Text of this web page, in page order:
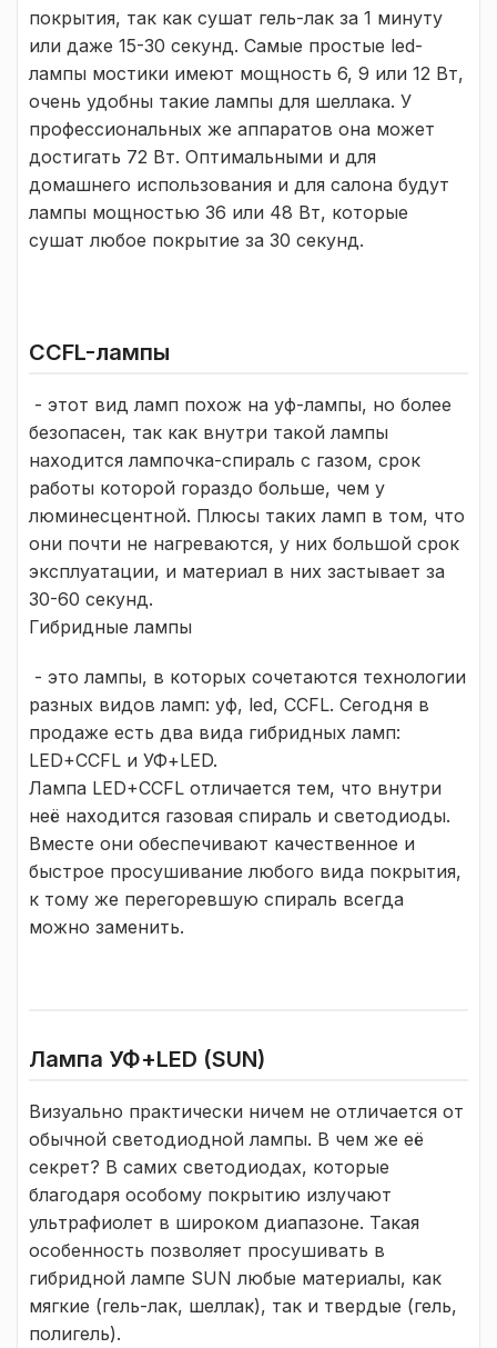
покрытия, так как сушат гель-лак за 1 минуту
или даже 15-30 секунд. Самые простые led-
лампы мостики имеют мощность 6, 9 или 12 Вт,
очень удобны такие лампы для шеллака. У
профессиональных же аппаратов она может
достигать 72 Вт. Оптимальными и для
домашнего использования и для салона будут
лампы мощностью 36 или 48 Вт, которые
сушат любое покрытие за 30 секунд.
CCFL-лампы
- этот вид ламп похож на уф-лампы, но более
безопасен, так как внутри такой лампы
находится лампочка-спираль с газом, срок
работы которой гораздо больше, чем у
люминесцентной. Плюсы таких ламп в том, что
они почти не нагреваются, у них большой срок
эксплуатации, и материал в них застывает за
30-60 секунд.
Гибридные лампы
- это лампы, в которых сочетаются технологии
разных видов ламп: уф, led, CCFL. Сегодня в
продаже есть два вида гибридных ламп:
LED+CCFL и УФ+LED.
Лампа LED+CCFL отличается тем, что внутри
неё находится газовая спираль и светодиоды.
Вместе они обеспечивают качественное и
быстрое просушивание любого вида покрытия,
к тому же перегоревшую спираль всегда
можно заменить.
Лампа УФ+LED (SUN)
Визуально практически ничем не отличается от
обычной светодиодной лампы. В чем же её
секрет? В самих светодиодах, которые
благодаря особому покрытию излучают
ультрафиолет в широком диапазоне. Такая
особенность позволяет просушивать в
гибридной лампе SUN любые материалы, как
мягкие (гель-лак, шеллак), так и твердые (гель,
полигель).